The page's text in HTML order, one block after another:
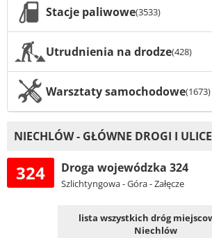
Stacje paliwowe(3533)
Utrudnienia na drodze(428)
Warsztaty samochodowe(1673)
NIECHLÓW - GŁÓWNE DROGI I ULICE
324 Droga wojewódzka 324
Szlichtyngowa - Góra - Załęcze
lista wszystkich dróg
Niechlów